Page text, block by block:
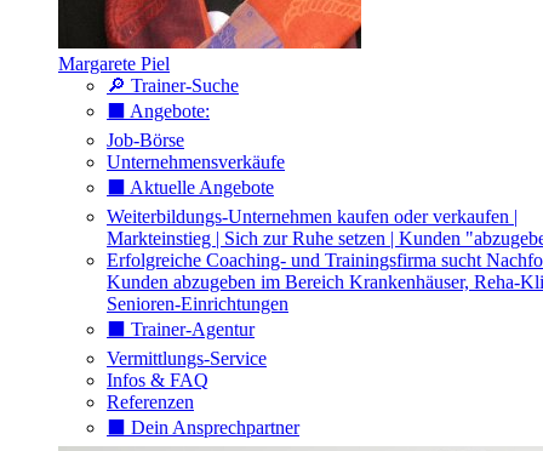
Margarete Piel
🔎 Trainer-Suche
⬛️ Angebote:
Job-Börse
Unternehmensverkäufe
⬛️ Aktuelle Angebote
Weiterbildungs-Unternehmen kaufen oder verkaufen |
Markteinstieg | Sich zur Ruhe setzen | Kunden
Erfolgreiche Coaching- und Trainingsfirma sucht
Kunden abzugeben im Bereich Krankenhäuser, Reha-
Senioren-Einrichtungen
⬛️ Trainer-Agentur
Vermittlungs-Service
Infos & FAQ
Referenzen
⬛️ Dein Ansprechpartner